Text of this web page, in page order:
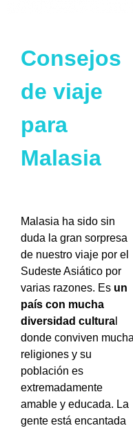
Consejos
de viaje
para
Malasia
Malasia ha sido sin
duda la gran sorpresa
de nuestro viaje por el
Sudeste Asiático por
varias razones. Es un
país con mucha
diversidad cultura
donde conviven
religiones y su
población es
extremadamente
amable y educada. La
gente está encantada